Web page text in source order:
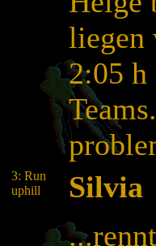
liegen
2:05 h
3: Run
uphill
Silvia